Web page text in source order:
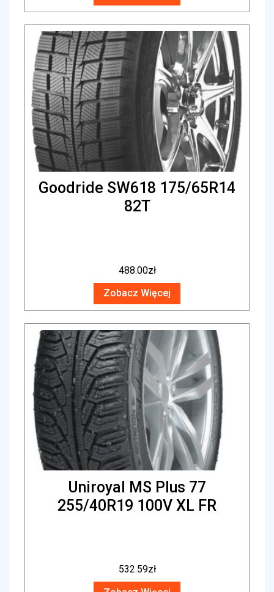
Goodride SW618 175/65R14
82T
488.00zł
Zobacz Więcej
Uniroyal MS Plus 77
255/40R19 100V XL FR
532.59zł